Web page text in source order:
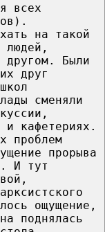
всех
на такой
людей,
другом. Были
друг
сменяли
и кафетериях.
проблем
прорыва
И тут
ощущение,
поднялась